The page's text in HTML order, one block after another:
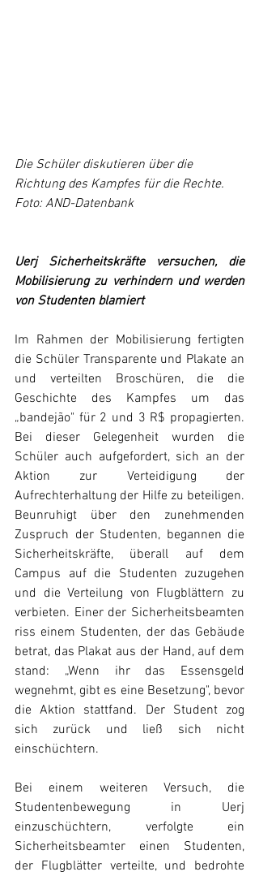
Die Schüler diskutieren über die
Richtung des Kampfes für die Rechte.
Foto: AND-Datenbank
Uerj Sicherheitskräfte versuchen, die
Mobilisierung zu verhindern und werden
von Studenten blamiert
Im Rahmen der Mobilisierung fertigten
die Schüler Transparente und Plakate an
und verteilten Broschüren, die die
Geschichte des Kampfes um das
„bandejão" für 2 und 3 R$ propagierten.
Bei dieser Gelegenheit wurden die
Schüler auch aufgefordert, sich an der
Aktion zur Verteidigung der
Aufrechterhaltung der Hilfe zu beteiligen.
Beunruhigt über den zunehmenden
Zuspruch der Studenten, begannen die
Sicherheitskräfte, überall auf dem
Campus auf die Studenten zuzugehen
und die Verteilung von Flugblättern zu
verbieten. Einer der Sicherheitsbeamten
riss einem Studenten, der das Gebäude
betrat, das Plakat aus der Hand, auf dem
stand: „Wenn ihr das Essensgeld
wegnehmt, gibt es eine Besetzung", bevor
die Aktion stattfand. Der Student zog
sich zurück und ließ sich nicht
einschüchtern.
Bei einem weiteren Versuch, die
Studentenbewegung in Uerj
einzuschüchtern, verfolgte ein
Sicherheitsbeamter einen Studenten,
der Flugblätter verteilte, und bedrohte